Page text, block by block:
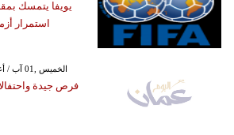
يويفا يتمسك
استمرار
GMT 16:31 2019 الخميس ,01 آب / أغسطس
فرص جيدة